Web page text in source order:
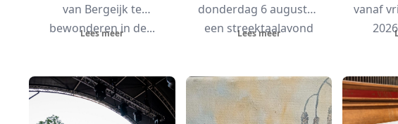
van Bergeijk te
bewonderen in de...
Lees meer
donderdag 6 augustus
een streektaalavond
Miste....
Lees meer
vanaf